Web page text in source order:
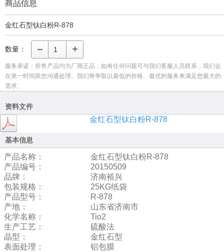
商品信息
金红石型钛白粉R-878
数量：
服务承诺：所售产品均为厂商正品，如有任何问题可与我们客服人员联系，我们会
在第一时间跟您沟通处理。我们将争取以最低的价格、最优的服务来满足您最大的
需求。
资料文件
金红石型钛白粉R-878
基本信息
产品名称：
金红石型钛白粉R-878
产品编号：
20150509
品牌：
济南裕兴
包装规格：
25KG纸袋
产品型号：
R-878
产地：
山东省济南市
化学名称：
Tio2
生产工艺：
硫酸法
晶型：
金红石型
表面处理：
铝包膜